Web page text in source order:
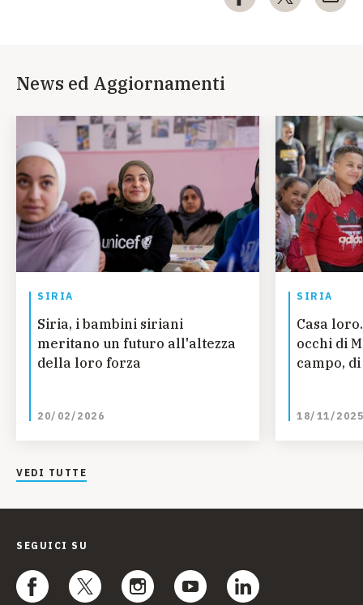
News ed Aggiornamenti
SIRIA
Siria, i bambini siriani
meritano un futuro all'altezza
della loro forza
20/02/2026
SIRIA
Casa
occhi di
campo,
18/11/2025
VEDI TUTTE
SEGUICI SU